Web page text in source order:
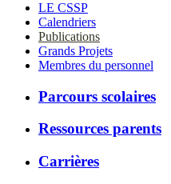
LE CSSP
Calendriers
Publications
Grands Projets
Membres du personnel
Parcours scolaires
Ressources parents
Carrières